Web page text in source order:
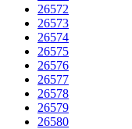
26572
26573
26574
26575
26576
26577
26578
26579
26580